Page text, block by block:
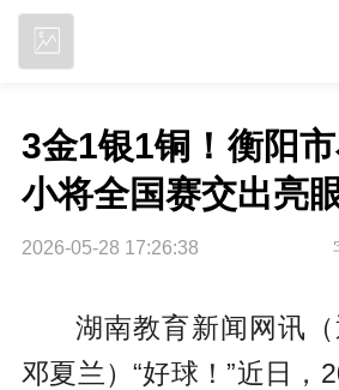
3金1银1铜！衡阳
小将全国赛交出亮
2026-05-28 17:26:38
湖南教育新闻网讯
邓夏兰）“好球！”近日，